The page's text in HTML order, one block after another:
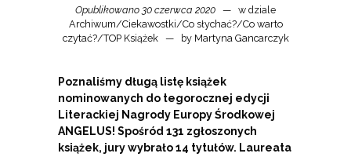
Opublikowano 30 czerwca 2020
w dziale
Archiwum/Ciekawostki/Co słychać?/Co warto
czytać?/TOP Książek by Martyna Gancarczyk
Poznaliśmy długą listę książek
nominowanych do tegorocznej edycji
Literackiej Nagrody Europy Środkowej
ANGELUS! Spośród 131 zgłoszonych
książek, jury wybrało 14 tytułów. Laureata